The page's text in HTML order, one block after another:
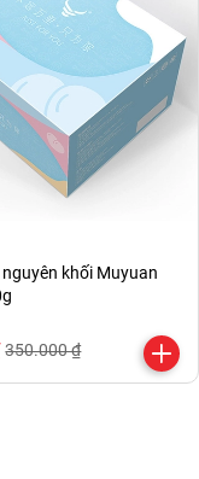
khối Muyuan
350.000 ₫